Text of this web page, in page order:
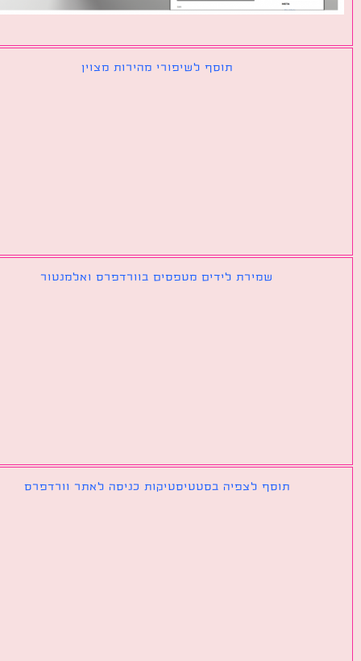
תוסף לשיפורי מהירות מצוין
שמירת לידים מטפסים בוורדפרס ואלמנטור
תוסף לצפיה בסטטיסטיקות כניסה לאתר וורדפרס